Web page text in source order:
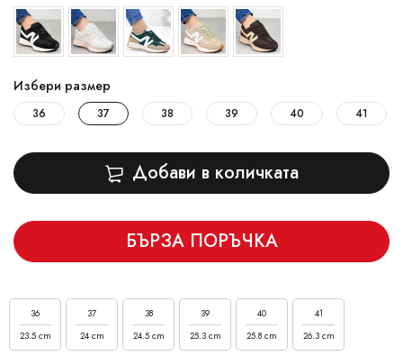
Избери размер
36 37 38 39 40 41
Добави в количката
БЪРЗА ПОРЪЧКА
36
23.5 cm
37
24 cm
38
24.5 cm
39
25.3 cm
40
25.8 cm
41
26.3 cm